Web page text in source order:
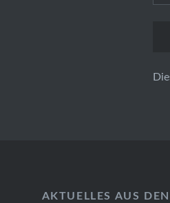
AKTUELLES AUS DEN